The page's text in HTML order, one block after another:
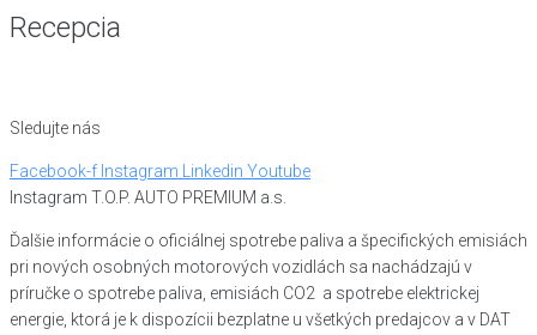
Recepcia
Sledujte nás
Facebook-f Instagram Linkedin Youtube
Instagram T.O.P. AUTO PREMIUM a.s.
Ďalšie informácie o oficiálnej spotrebe paliva a špecifických emisiách
pri nových osobných motorových vozidlách sa nachádzajú v
príručke o spotrebe paliva, emisiách CO2 a spotrebe elektrickej
energie, ktorá je k dispozícii bezplatne u všetkých predajcov a v DAT